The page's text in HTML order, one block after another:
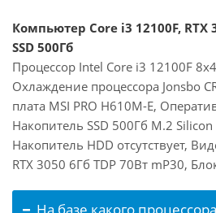
Компьютер Core i3 12100F, RTX
SSD 500Гб
Процессор Intel Core i3 12100F
Охлаждение процессора Jonsbo
плата MSI PRO H610M-E,
Накопитель SSD 500Гб M.2
Накопитель HDD отсутствует,
RTX 3050 6Гб TDP 70Вт mP30,